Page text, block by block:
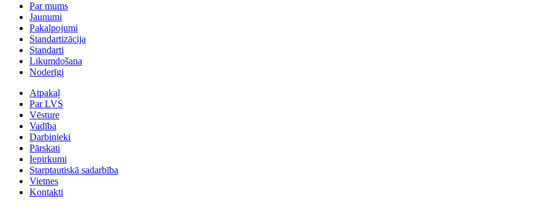
Par mums
Jaunumi
Pakalpojumi
Standartizācija
Standarti
Likumdošana
Noderīgi
Atpakaļ
Par LVS
Vēsture
Vadība
Darbinieki
Pārskati
Iepirkumi
Starptautiskā sadarbība
Vietnes
Kontakti